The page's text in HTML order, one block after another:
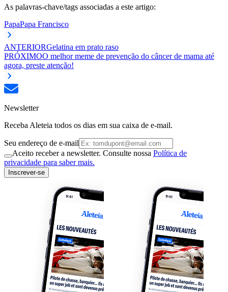
As palavras-chave/tags associadas a este artigo:
PapaPapa Francisco
ANTERIORGelatina em prato raso
PRÓXIMOO melhor meme de prevenção do câncer de mama até
agora, preste atenção!
Newsletter
Receba Aleteia todos os dias em sua caixa de e-mail.
Seu endereço de e-mail
Aceito receber a newsletter. Consulte nossa Política de
privacidade para saber mais.
Inscrever-se